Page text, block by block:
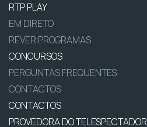
RTP PLAY
EM DIRETO
REVER PROGRAMAS
CONCURSOS
PERGUNTAS FREQUENTES
CONTACTOS
CONTACTOS
PROVEDORA DO TELESPECTADOR